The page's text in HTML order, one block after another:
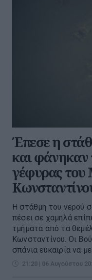
Έπεσε η
και φάνηκαν
γέφυρας του
Η στάθμη του νερού
πέσει σε χαμηλά
τμήματα από τα
Κωνσταντίνου. Οι
σπάνια ευκαιρία να με...
21:20 | 06 Αυγούστου